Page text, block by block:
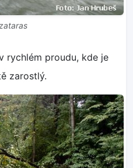
rychlém proudu, kde je
zarostlý.